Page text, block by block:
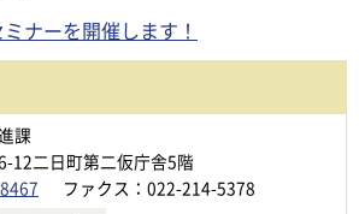
ナーを開催します！
課
12二日町第二仮庁舎5階
ファクス：022-214-5378